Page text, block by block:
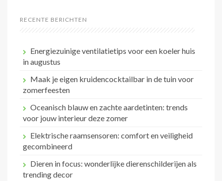
RECENTE BERICHTEN
Energiezuinige ventilatietips voor een koeler huis
in augustus
Maak je eigen kruidencocktailbar in de tuin voor
zomerfeesten
Oceanisch blauw en zachte aardetinten: trends
voor jouw interieur deze zomer
Elektrische raamsensoren: comfort en veiligheid
gecombineerd
Dieren in focus: wonderlijke dierenschilderijen als
trending decor